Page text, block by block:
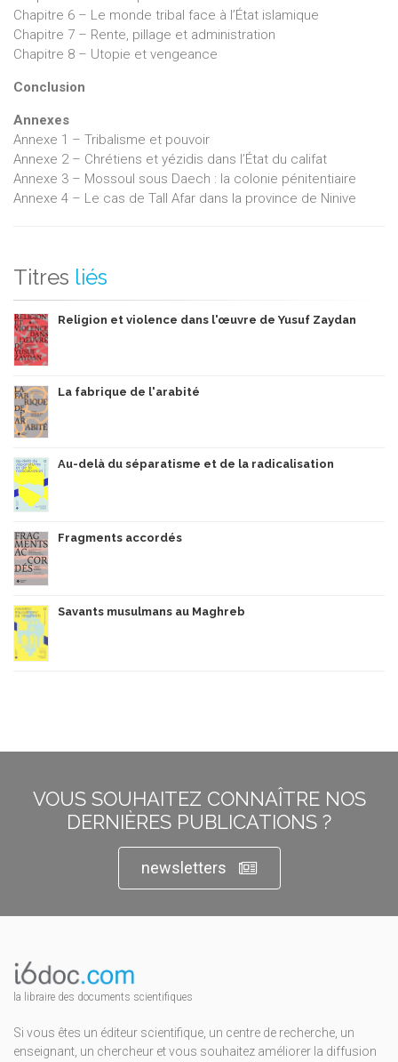
Chapitre 6 – Le monde tribal face à l’État islamique
Chapitre 7 – Rente, pillage et administration
Chapitre 8 – Utopie et vengeance
Conclusion
Annexes
Annexe 1 – Tribalisme et pouvoir
Annexe 2 – Chrétiens et yézidis dans l’État du califat
Annexe 3 – Mossoul sous Daech : la colonie pénitentiaire
Annexe 4 – Le cas de Tall Afar dans la province de Ninive
Titres liés
Religion et violence dans l'œuvre de Yusuf Zaydan
La fabrique de l'arabité
Au-delà du séparatisme et de la radicalisation
Fragments accordés
Savants musulmans au Maghreb
VOUS SOUHAITEZ CONNAÎTRE NOS
DERNIÈRES PUBLICATIONS ?
newsletters
la libraire des documents scientifiques
Si vous êtes un éditeur scientifique, un centre de recherche, un
enseignant, un chercheur et vous souhaitez améliorer la diffusion